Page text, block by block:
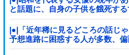
と話題に、自身の子供を餓死す
た挙句……
|●|「近年稀に見るどころの話じ
予想進路に困惑する人が多数、
ないんだけど……